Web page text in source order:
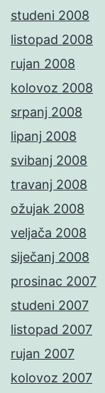
studeni 2008
listopad 2008
rujan 2008
kolovoz 2008
srpanj 2008
lipanj 2008
svibanj 2008
travanj 2008
ožujak 2008
veljača 2008
siječanj 2008
prosinac 2007
studeni 2007
listopad 2007
rujan 2007
kolovoz 2007